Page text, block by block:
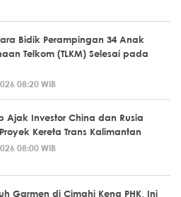
Bidik Perampingan 34 Anak
Telkom (TLKM) Selesai pada
08:20 WIB
Ajak Investor China dan Rusia
Kereta Trans Kalimantan
08:00 WIB
Garmen di Cimahi Kena PHK, Ini